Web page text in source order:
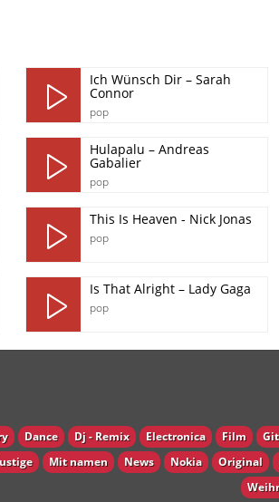
Ich Wünsch Dir – Sarah
Connor
pop
Hulapalu – Andreas
Gabalier
pop
This Is Heaven - Nick Jonas
pop
Is That Alright – Lady Gaga
pop
Dance Dj - Remix Electronica Film
Mit namen News Nokia Original